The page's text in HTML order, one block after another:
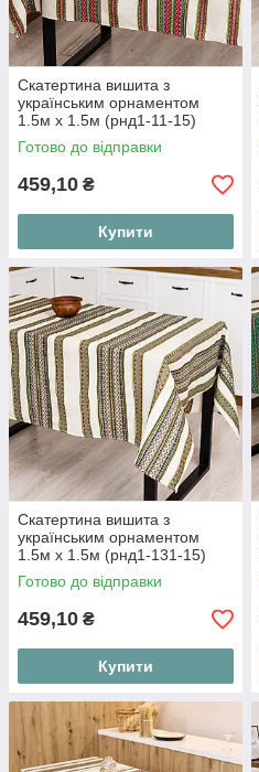
Скатертина вишита з
українським орнаментом
1.5м х 1.5м (рнд1-11-15)
Готово до відправки
459,10 ₴
Купити
Скатертина вишита з
українським орнаментом
1.5м х 1.5м (рнд1-131-15)
Готово до відправки
459,10 ₴
Купити